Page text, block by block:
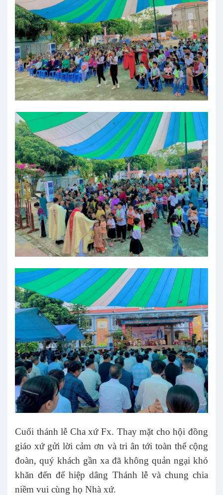
Cuối thánh lễ Cha xứ Fx. Thay mặt cho hội đồng
giáo xứ gửi lời cảm ơn và tri ân tới toàn thể cộng
đoàn, quý khách gần xa đã không quản ngại khó
khăn đến để hiệp dâng Thánh lễ và chung chia
niềm vui cùng họ Nhà xứ.